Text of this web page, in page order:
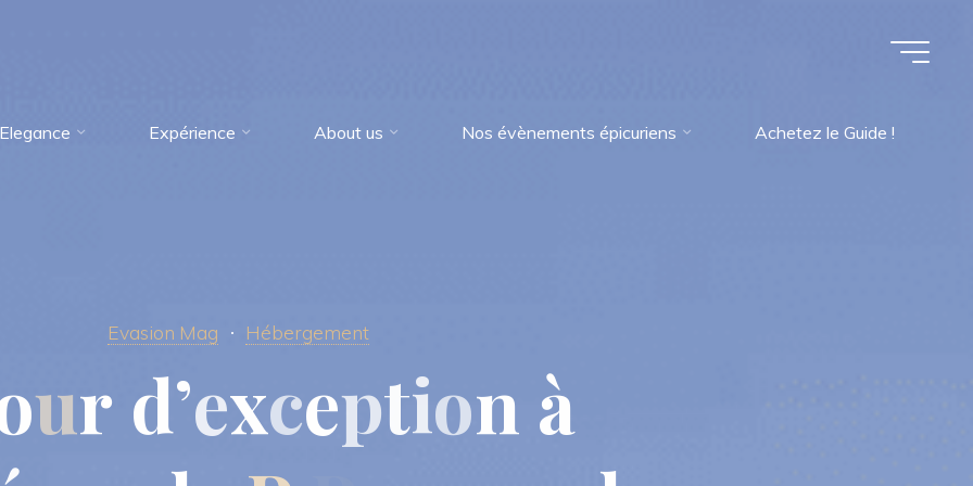
Elegance Expérience About us Nos évènements épicuriens Achetez le Guide !
Evasion Mag Hébergement
ur d’exception à